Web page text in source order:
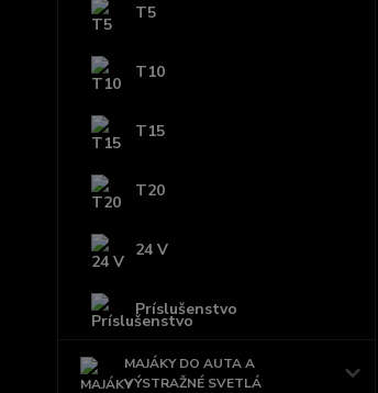
T5
T10
T15
T20
24 V
Príslušenstvo
MAJÁKY DO AUTA A
VÝSTRAŽNÉ SVETLÁ